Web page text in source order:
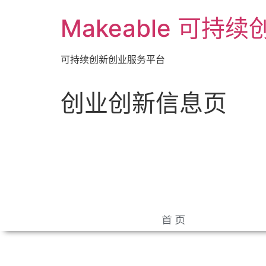
Makeable 可持续
可持续创新创业服务平台
创业创新信息页
首 页